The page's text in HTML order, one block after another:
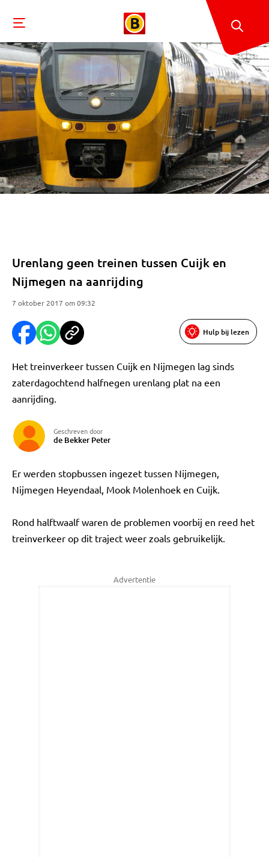
Urenlang geen treinen tussen Cuijk en
Nijmegen na aanrijding
7 oktober 2017 om 09:32
Hulp bij lezen
Het treinverkeer tussen Cuijk en Nijmegen lag sinds
zaterdagochtend halfnegen urenlang plat na een
aanrijding.
Geschreven door
de Bekker Peter
Er werden stopbussen ingezet tussen Nijmegen,
Nijmegen Heyendaal, Mook Molenhoek en Cuijk.
Rond halftwaalf waren de problemen voorbij en reed het
treinverkeer op dit traject weer zoals gebruikelijk.
Advertentie